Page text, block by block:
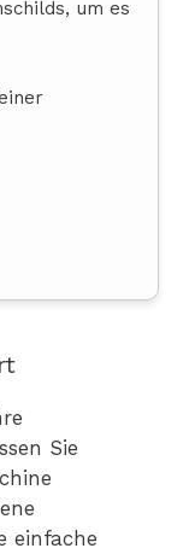
um es
Sie
einfache